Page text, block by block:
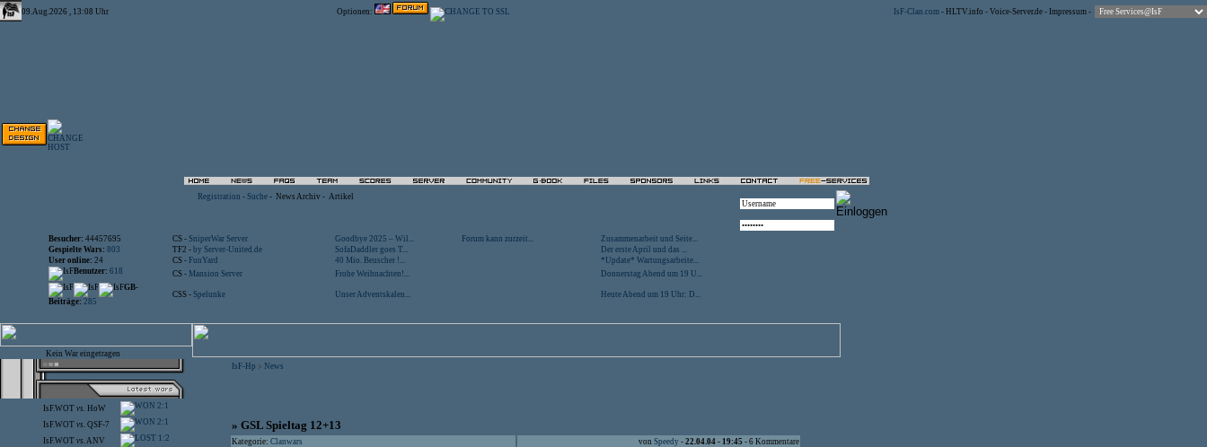
09.Aug.2026 , 13:08 Uhr Optionen: IsF-Clan.com - HLTV.info - Voice-Server.de - Impressum -
Registration - Suche - News Archiv - Artikel
Besucher: 44457695 CS - SniperWar Server Goodbye 2025 – Wil... Forum kann zurzeit...
Zusammenarbeit und Seite...
Gespielte Wars: 803 TF2 - by Server-United.de SofaDaddler goes T...
Der erste April und das ...
User online: 24 CS - FunYard 40 Mio. Beuscher !...
*Update* Wartungsarbeite...
Benutzer: 618 CS - Mansion Server Frohe Weihnachten!...
Donnerstag Abend um 19 U...
GB-
Beiträge: 285
CSS - Spelunke Unser Adventskalen... Heute Abend um 19 Uhr: D...
Kein War eingetragen
IsF.WOT vs. HoW 2:1
IsF.WOT vs. QSF-7 2:1
IsF.WOT vs.ANV 1:2
IsF-Hp > News
» GSL Spieltag 12+13
Kategorie: Clanwars von Speedy - 22.04.04 - 19:45 - 6 Kommentare